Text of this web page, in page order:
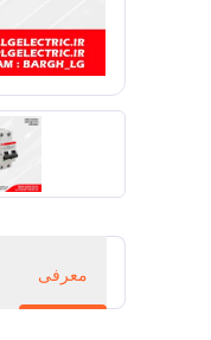
معرفی